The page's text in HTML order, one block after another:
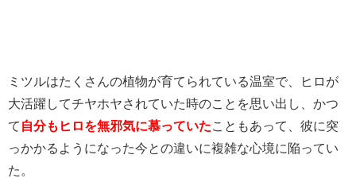
ミツルはたくさんの植物が育てられている温室で、ヒロが
大活躍してチヤホヤされていた時のことを思い出し、かつ
て 自分もヒロを無邪気に慕っていた こともあって、彼に突
っかかるようになった今との違いに複雑な心境に陥ってい
た。